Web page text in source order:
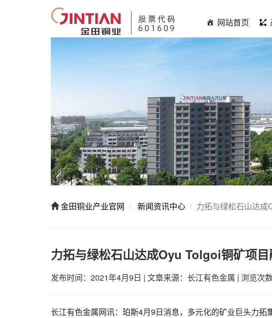
网站首页
金田铜业产业官网 新闻资讯中心 力拓与绿松石山达成
力拓与绿松石山达成Oyu Tolgoi铜矿项
发布时间：2021年4月9日 | 文章来源：长江有色金属 | 浏览次
长江有色金属网讯：珀斯4月9日消息，多元化的矿业巨头力